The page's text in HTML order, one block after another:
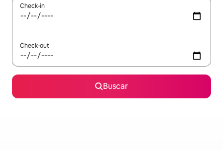
Check-in
Check-out
Buscar